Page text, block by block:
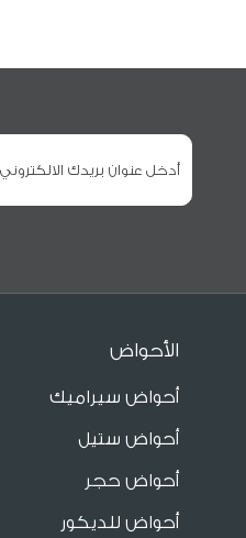
الأحواض
أحواض سيراميك
أحواض ستيل
أحواض حجر
أحواض للديكور